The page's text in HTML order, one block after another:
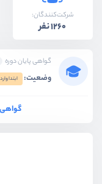
شرکت‌کنندگان:
1260 نفر
گواهی پایان دوره
وضعیت: ابتدا